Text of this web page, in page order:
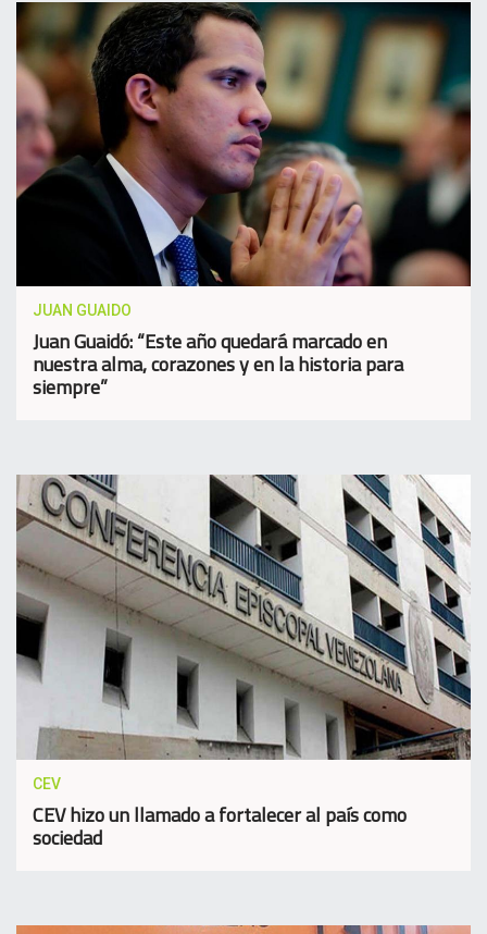
JUAN GUAIDO
Juan Guaidó: “Este año quedará marcado en
nuestra alma, corazones y en la historia para
siempre”
CEV
CEV hizo un llamado a fortalecer al país como
sociedad